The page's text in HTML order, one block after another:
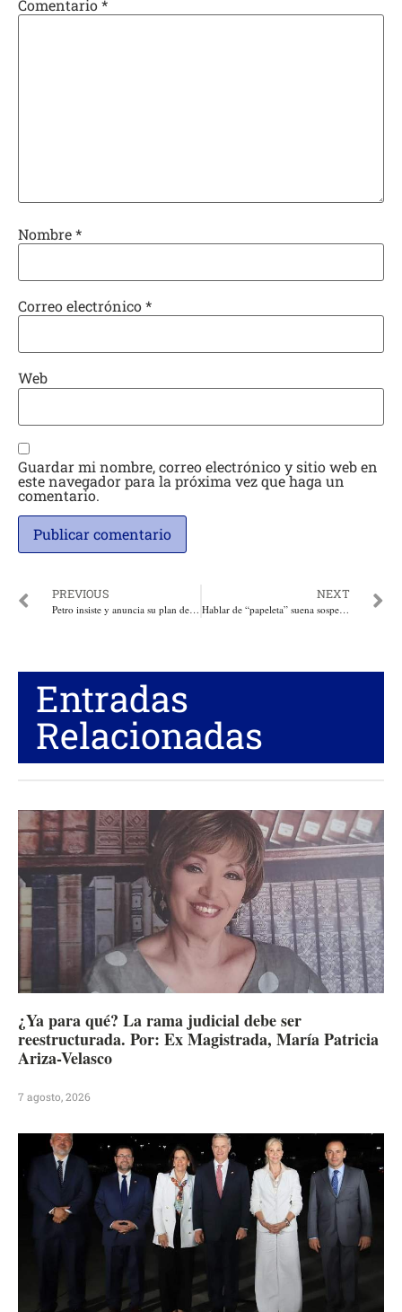
Comentario*
Nombre*
Correo electrónico*
Web
Guardar mi nombre, correo electrónico y sitio web en
este navegador para la próxima vez que haga un
comentario.
PREVIOUS
Petro insiste y anuncia su plan de Asamblea Nacional Constituyente y desata debate político
NEXT
Hablar de “papeleta” suena sospechoso, alertó el senador Antonio Zabaraín: “Esa palabra puede ser malinterpretada”
Entradas
Relacionadas
¿Ya para qué? La rama judicial debe ser
reestructurada. Por: Ex Magistrada, María Patricia
Ariza-Velasco
7 agosto, 2026